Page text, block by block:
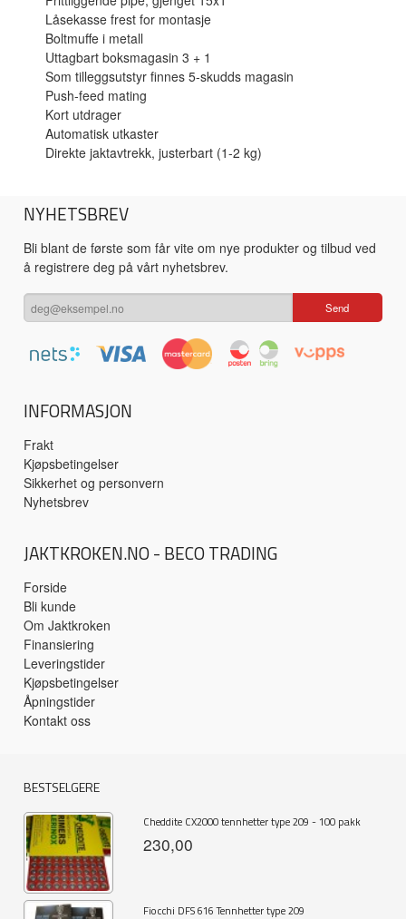
Låsekasse frest for montasje
Boltmuffe i metall
Uttagbart boksmagasin 3 + 1
Som tilleggsutstyr finnes 5-skudds magasin
Push-feed mating
Kort utdrager
Automatisk utkaster
Direkte jaktavtrekk, justerbart (1-2 kg)
NYHETSBREV
Bli blant de første som får vite om nye produkter og tilbud ved
å registrere deg på vårt nyhetsbrev.
INFORMASJON
Frakt
Kjøpsbetingelser
Sikkerhet og personvern
Nyhetsbrev
JAKTKROKEN.NO - BECO TRADING
Forside
Bli kunde
Om Jaktkroken
Finansiering
Leveringstider
Kjøpsbetingelser
Åpningstider
Kontakt oss
BESTSELGERE
Cheddite CX2000 tennhetter type 209 - 100 pakk
230,00
Fiocchi DFS 616 Tennhetter type 209